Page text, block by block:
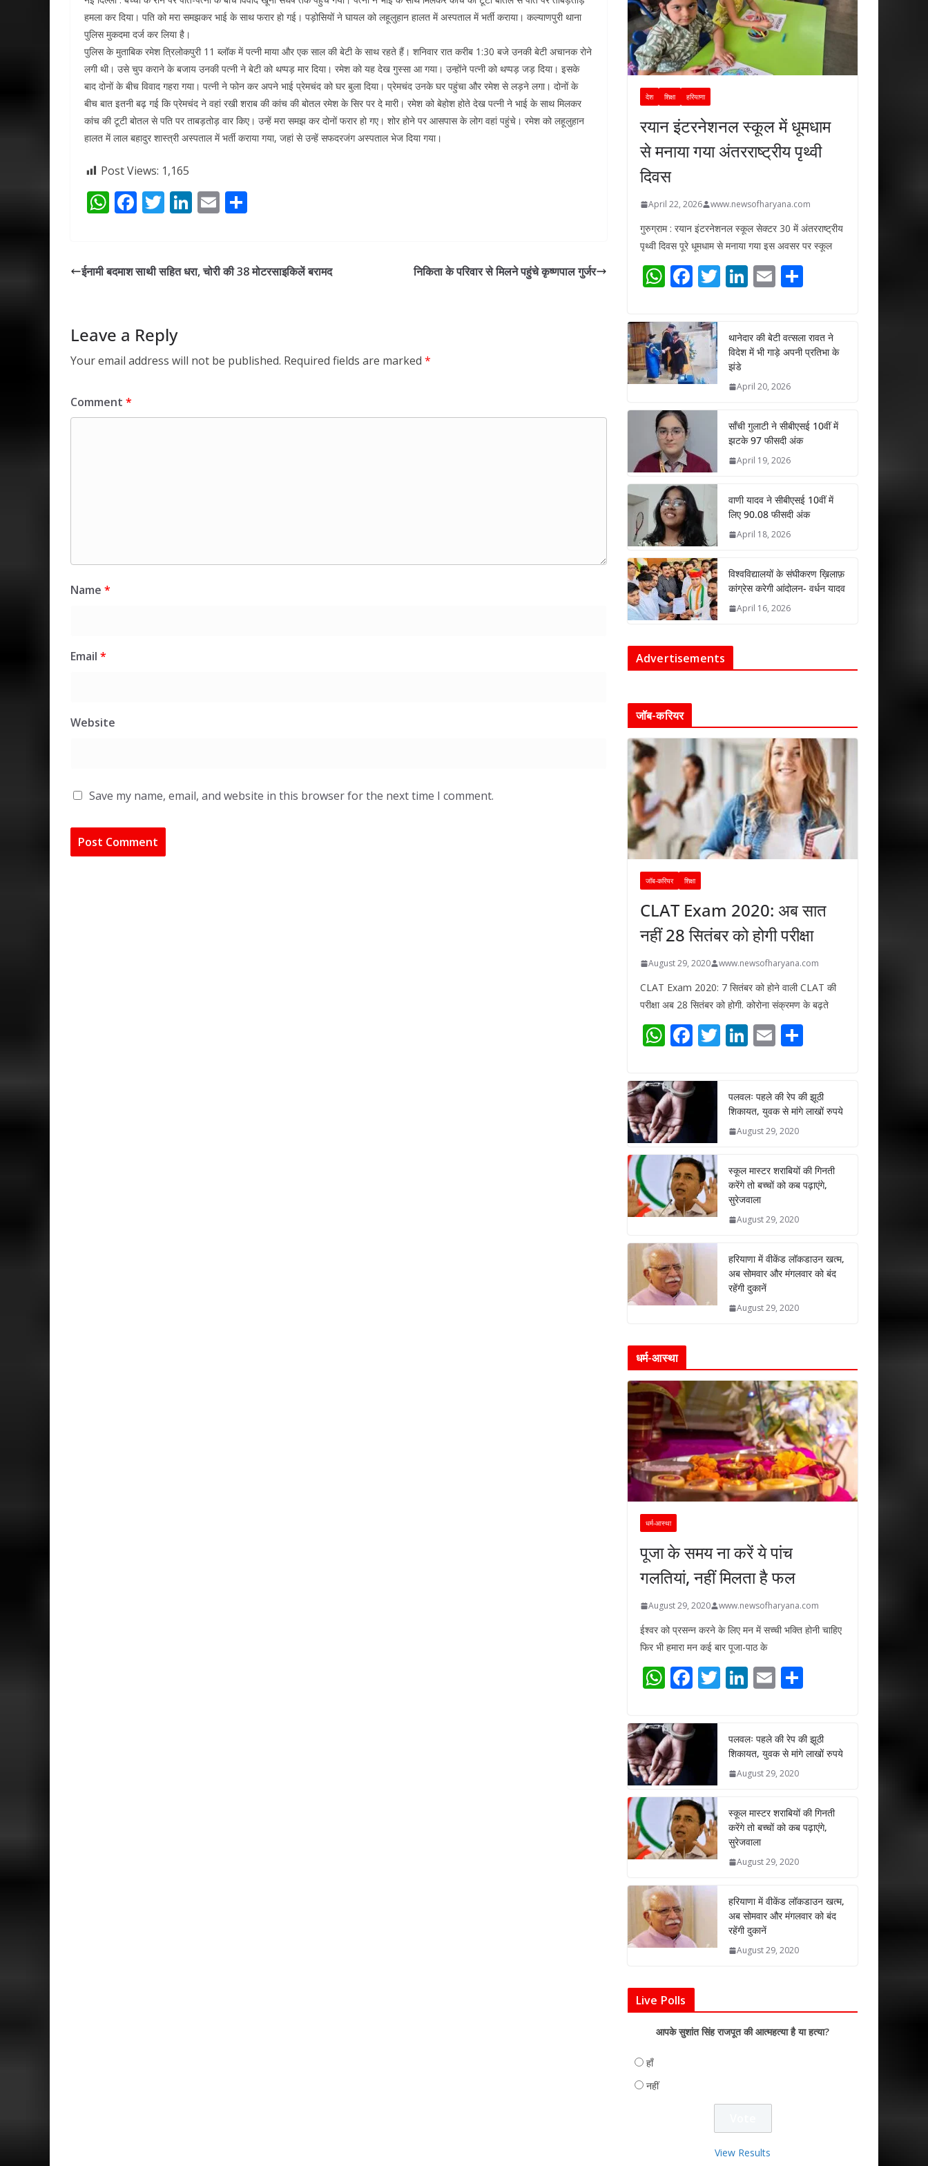
हमला कर दिया। पति को मरा समझकर भाई के साथ फरार हो गई। पड़ोसियों ने घायल को लहूलुहान हालत में अस्पताल में भर्ती कराया। कल्याणपुरी थाना
पुलिस मुकदमा दर्ज कर लिया है।
पुलिस के मुताबिक रमेश त्रिलोकपुरी 11 ब्लॉक में पत्नी माया और एक साल की बेटी के साथ रहते हैं। शनिवार रात करीब 1:30 बजे उनकी बेटी अचानक रोने
लगी थी। उसे चुप कराने के बजाय उनकी पत्नी ने बेटी को थप्पड़ मार दिया। रमेश को यह देख गुस्सा आ गया। उन्होंने पत्नी को थप्पड़ जड़ दिया। इसके
बाद दोनों के बीच विवाद गहरा गया। पत्नी ने फोन कर अपने भाई प्रेमचंद को घर बुला दिया। प्रेमचंद उनके घर पहुंचा और रमेश से लड़ने लगा। दोनों के
बीच बात इतनी बढ़ गई कि प्रेमचंद ने वहां रखी शराब की कांच की बोतल रमेश के सिर पर दे मारी। रमेश को बेहोश होते देख पत्नी ने भाई के साथ मिलकर
कांच की टूटी बोतल से पति पर ताबड़तोड़ वार किए। उन्हें मरा समझ कर दोनों फरार हो गए। शोर होने पर आसपास के लोग वहां पहुंचे। रमेश को लहूलुहान
हालत में लाल बहादुर शास्त्री अस्पताल में भर्ती कराया गया, जहां से उन्हें सफदरजंग अस्पताल भेज दिया गया।
Post Views: 1,165
W
s
p
F
b
k
T
er
Li
e
E
l e
ईनामी बदमाश साथी सहित धरा, चोरी की 38 मोटरसाइकिलें बरामद निकिता के परिवार से मिलने पहुंचे कृष्णपाल गुर्जर
Leave a Reply
Your email address will not be published. Required fields are marked *
Comment *
Name *
Email *
Website
Save my name, email, and website in this browser for the next time I comment.
देश शिक्षा हरियाणा
रयान इंटरनेशनल स्कूल में धूमधाम
से मनाया गया अंतरराष्ट्रीय पृथ्वी
दिवस
April 22, 2026 www.newsofharyana.com
गुरुग्राम : रयान इंटरनेशनल स्कूल सेक्टर 30 में अंतरराष्ट्रीय
पृथ्वी दिवस पूरे धूमधाम से मनाया गया इस अवसर पर स्कूल
W
at
s
A
p
p
F
e
b
o
o
k
T
er
Li
e
dI
n
E
l e
थानेदार की बेटी वत्सला रावत ने
विदेश में भी गाड़े अपनी प्रतिभा के
झंडे
April 20, 2026
साँची गुलाटी ने सीबीएसई 10वीं में
झटके 97 फीसदी अंक
April 19, 2026
वाणी यादव ने सीबीएसई 10वीं में
लिए 90.08 फीसदी अंक
April 18, 2026
विश्वविद्यालयों के संघीकरण ख़िलाफ़
कांग्रेस करेगी आंदोलन- वर्धन यादव
April 16, 2026
Advertisements
जॉब-करियर
जॉब-करियर शिक्षा
CLAT Exam 2020: अब सात
नहीं 28 सितंबर को होगी परीक्षा
August 29, 2020 www.newsofharyana.com
CLAT Exam 2020: 7 सितंबर को होने वाली CLAT की
परीक्षा अब 28 सितंबर को होगी. कोरोना संक्रमण के बढ़ते
W
at
s
A
p
p
F
e
b
o
k
T
er
Li
e
dI
n
E
l e
पलवलः पहले की रेप की झूठी
शिकायत, युवक से मांगे लाखों रुपये
August 29, 2020
स्कूल मास्टर शराबियों की गिनती
करेंगे तो बच्चों को कब पढ़ाएंगे,
सुरेजवाला
August 29, 2020
हरियाणा में वीकेंड लॉकडाउन खत्म,
अब सोमवार और मंगलवार को बंद
रहेंगी दुकानें
August 29, 2020
धर्म-आस्था
धर्म-आस्था
पूजा के समय ना करें ये पांच
गलतियां, नहीं मिलता है फल
August 29, 2020 www.newsofharyana.com
ईश्वर को प्रसन्न करने के लिए मन में सच्ची भक्ति होनी चाहिए
फिर भी हमारा मन कई बार पूजा-पाठ के
W
at
s
A
p
p
F
e
b
o
k
T
er
Li
e
dI
n
E
l e
पलवलः पहले की रेप की झूठी
शिकायत, युवक से मांगे लाखों रुपये
August 29, 2020
स्कूल मास्टर शराबियों की गिनती
करेंगे तो बच्चों को कब पढ़ाएंगे,
सुरेजवाला
August 29, 2020
हरियाणा में वीकेंड लॉकडाउन खत्म,
अब सोमवार और मंगलवार को बंद
रहेंगी दुकानें
August 29, 2020
Live Polls
आपके सुशांत सिंह राजपूत की आत्महत्या है या हत्या?
हाँ
नहीं
View Results